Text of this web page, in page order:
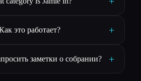
это работает? +
заметки о собрании? +